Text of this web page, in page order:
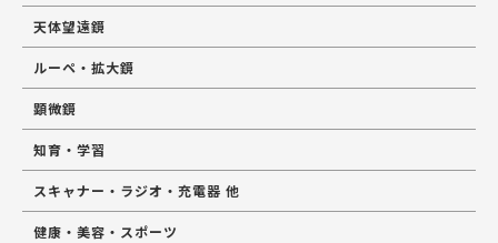
天体望遠鏡
ルーペ・拡大鏡
顕微鏡
知育・学習
スキャナー・ラジオ・充電器 他
健康・美容・スポーツ